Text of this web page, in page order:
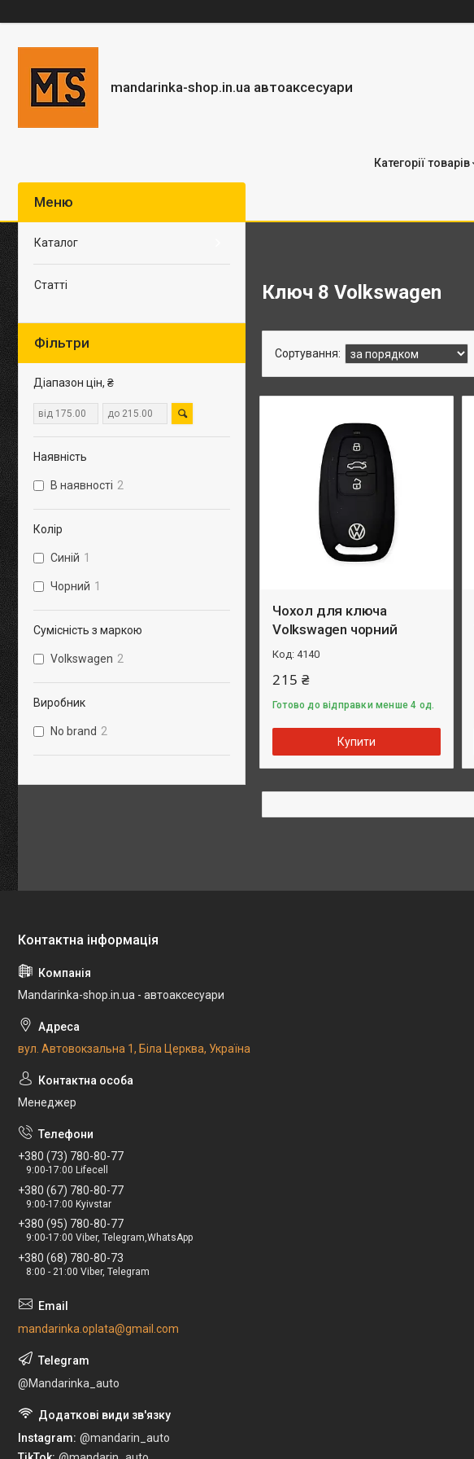
mandarinka-shop.in.ua автоаксесуари
Категорії товарів
Ключ 8 Volkswagen
Чохол для ключа
Volkswagen чорний
4140
215 ₴
Готово до відправки менше 4 од.
Купити
Каталог
Статті
Фільтри
Діапазон цін, ₴
Наявність
В наявності 2
Колір
Синій 1
Чорний 1
Сумісність з маркою
Volkswagen 2
Виробник
No brand 2
Mandarinka-shop.in.ua - автоаксесуари
вул. Автовокзальна 1, Біла Церква, Україна
Менеджер
+380 (73) 780-80-77
9:00-17:00 Lifecell
+380 (67) 780-80-77
9:00-17:00 Kyivstar
+380 (95) 780-80-77
9:00-17:00 Viber, Telegram,WhatsApp
+380 (68) 780-80-73
8:00 - 21:00 Viber, Telegram
mandarinka.oplata@gmail.com
@Mandarinka_auto
Instagram @mandarin_auto